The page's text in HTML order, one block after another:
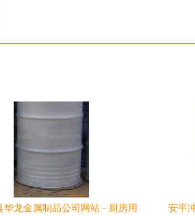
华龙金属制品公司网站 - 厨房用
安平